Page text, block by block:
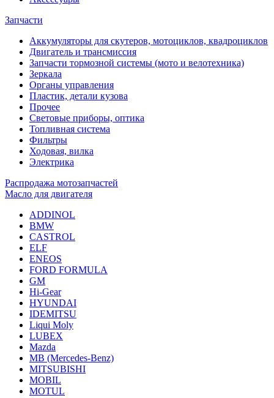
Запчасти
Аккумуляторы для скутеров, мотоциклов, квадроциклов
Двигатель и трансмиссия
Запчасти тормозной системы (мото и велотехника)
Зеркала
Органы управления
Пластик, детали кузова
Прочее
Световые приборы, оптика
Топливная система
Фильтры
Ходовая, вилка
Электрика
Распродажа мотозапчастей
Масло для двигателя
ADDINOL
BMW
CASTROL
ELF
ENEOS
FORD FORMULA
GM
Hi-Gear
HYUNDAI
IDEMITSU
Liqui Moly
LUBEX
Mazda
MB (Mercedes-Вenz)
MITSUBISHI
MOBIL
MOTUL